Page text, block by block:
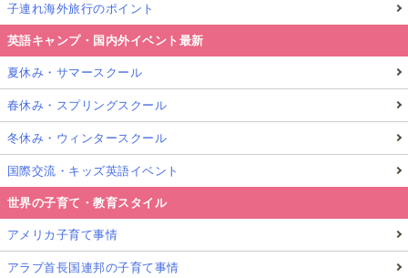
子連れ海外旅行のポイント
英語キャンプ・国内外イベント最新
夏休み・サマースクール
春休み・スプリングスクール
冬休み・ウィンタースクール
国際交流・キッズ英語イベント
世界の子育て・教育スタイル
アメリカ子育て事情
アラブ首長国連邦の子育て事情